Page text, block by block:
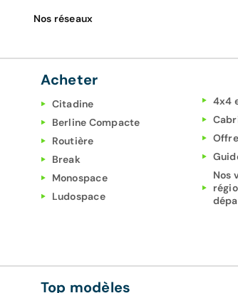
Nos réseaux
Acheter
Citadine
Berline Compacte
Routière
Break
Monospace
Ludospace
4x4
Nos
Top modèles